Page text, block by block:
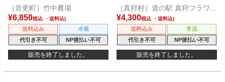
［音更町］竹中農場
¥6,850税込
送料込み
冷蔵
代引き不可
NP後払い不可
販売を終了しました。
［真狩村］道の駅 真狩フラワー
センター
¥4,300税込
送料込み
常温
代引き不可
NP後払い不可
販売を終了しました。